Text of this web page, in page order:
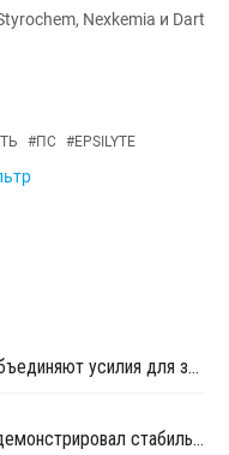
Nexkemia и Dart
#ПС #EPSILYTE
Производители полистирола США объединяют усилия для защиты рынка от экологических ограничений
Рынок пенополистирола в США продемонстрировал стабильность и устойчивость в марте